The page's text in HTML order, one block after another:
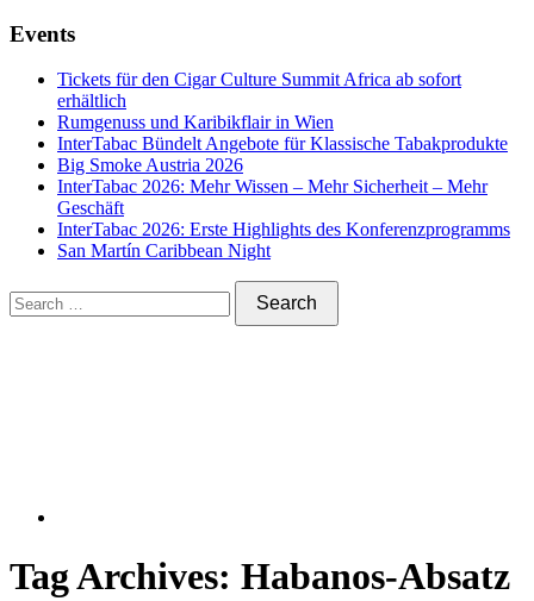
Events
Tickets für den Cigar Culture Summit Africa ab sofort
erhältlich
Rumgenuss und Karibikflair in Wien
InterTabac Bündelt Angebote für Klassische Tabakprodukte
Big Smoke Austria 2026
InterTabac 2026: Mehr Wissen – Mehr Sicherheit – Mehr
Geschäft
InterTabac 2026: Erste Highlights des Konferenzprogramms
San Martín Caribbean Night
Tag Archives: Habanos-Absatz